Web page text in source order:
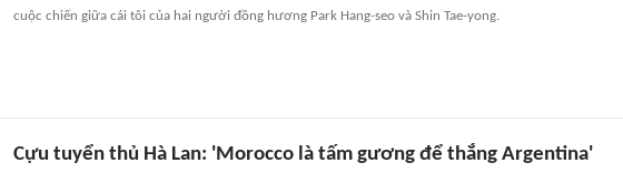
cuộc chiến giữa cái tôi của hai người đồng hương Park Hang-seo và Shin Tae-yong.
Cựu tuyển thủ Hà Lan: 'Morocco là tấm gương để thắng Argentina'